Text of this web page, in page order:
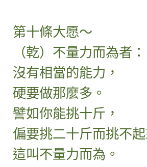
第十條大愿～
（乾）不量力而為者：
沒有相當的能力，
硬要做那麼多。
譬如你能挑十斤，
偏要挑二十斤而挑不
這叫不量力而為。